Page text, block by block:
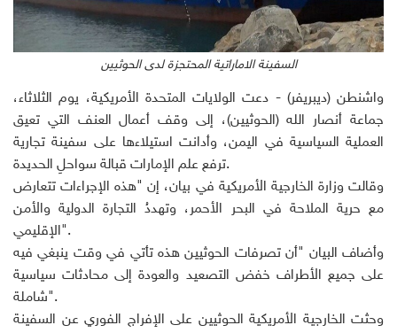
السفينة الاماراتية المحتجزة لدى الحوثيين
واشنطن (ديبريفر) - دعت الولايات المتحدة الأمريكية، يوم الثلاثاء،
جماعة أنصار الله (الحوثيين)، إلى وقف أعمال العنف التي تعيق
العملية السياسية في اليمن، وأدانت استيلاءها على سفينة تجارية
ترفع علم الإمارات قبالة سواحلِ الحديدة.
وقالت وزارة الخارجية الأمريكية في بيان، إن "هذه الإجراءات تتعارض
مع حرية الملاحة في البحر الأحمر، وتهددُ التجارة الدولية والأمن
الإقليمي".
وأضاف البيان "أن تصرفات الحوثيين هذه تأتي في وقت ينبغي فيه
على جميع الأطراف خفض التصعيد والعودة إلى محادثات سياسية
شاملة".
وحثت الخارجية الأمريكية الحوثيين على الإفراج الفوري عن السفينة